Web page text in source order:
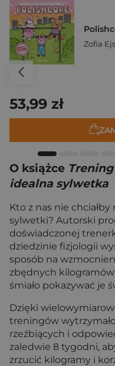
Zofia
53,99 zł
O książce
idealna sylwetka
Kto z nas nie
sylwetki? Autorski
doświadczonej
dziedzinie fizjologii
sposób na
zbędnych kilogramów
śmiało pokazywać je
Dzięki
treningów
rzeźbiących i
zaledwie 8 tygodni,
zrzucić kilogramy i